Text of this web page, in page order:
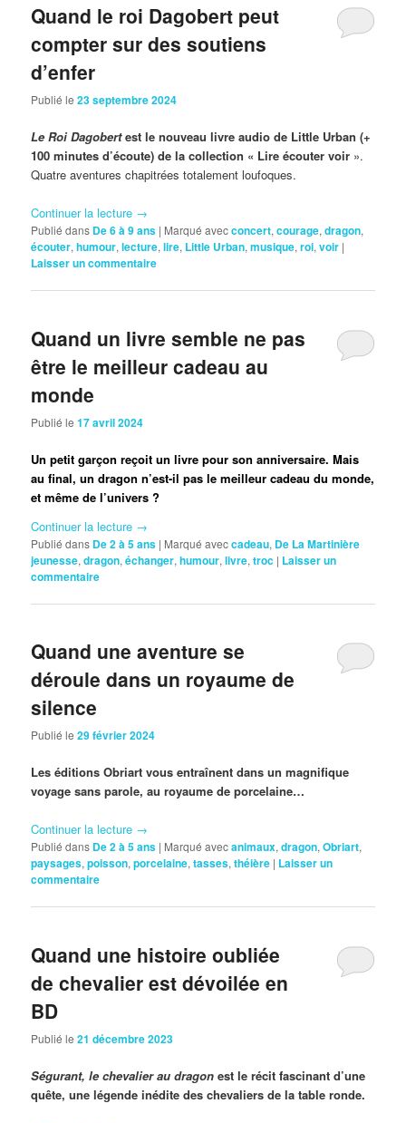
Quand le roi Dagobert peut
compter sur des soutiens
d’enfer
Publié le23 septembre 2024
Le Roi Dagobertest le nouveau livre audio de Little Urban (+
100 minutes d’écoute)de la collection « Lire écouter voir ».
Quatre aventures chapitrées totalement loufoques.
Continuer la lecture →
Publié dans De 6 à 9 ans | Marqué avecconcert,courage,dragon,
écouter,humour,lecture,lire, Little Urban,musique,roi,voir |
Laisser un commentaire
Quand un livre semble ne pas
être le meilleur cadeau au
monde
Publié le17 avril 2024
Un petit garçon reçoit un livre pour son anniversaire. Mais
au final, un dragon n’est-il pas le meilleur cadeau du monde,
et même de l’univers ?
Continuer la lecture →
Publié dans De 2 à 5 ans | Marqué aveccadeau, De La Martinière
jeunesse,dragon,échanger,humour,livre,troc | Laisser un
commentaire
Quand une aventure se
déroule dans un royaume de
silence
Publié le29 février 2024
Les éditions Obriart vous entraînent dans un magnifique
voyage sans parole, au royaume de porcelaine…
Continuer la lecture →
Publié dans De 2 à 5 ans | Marqué avecanimaux,dragon,Obriart,
paysages,poisson,porcelaine,tasses,théière | Laisser un
commentaire
Quand une histoire oubliée
de chevalier est dévoilée en
BD
Publié le21 décembre 2023
Ségurant, le chevalier au dragon est le récit fascinant d’une
quête, une légende inédite des chevaliers de la table ronde.